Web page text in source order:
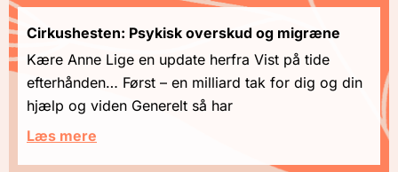
Cirkushesten: Psykisk overskud og migræne
Kære Anne Lige en update herfra Vist på tide
efterhånden… Først – en milliard tak for dig og din
hjælp og viden Generelt så har
Læs mere